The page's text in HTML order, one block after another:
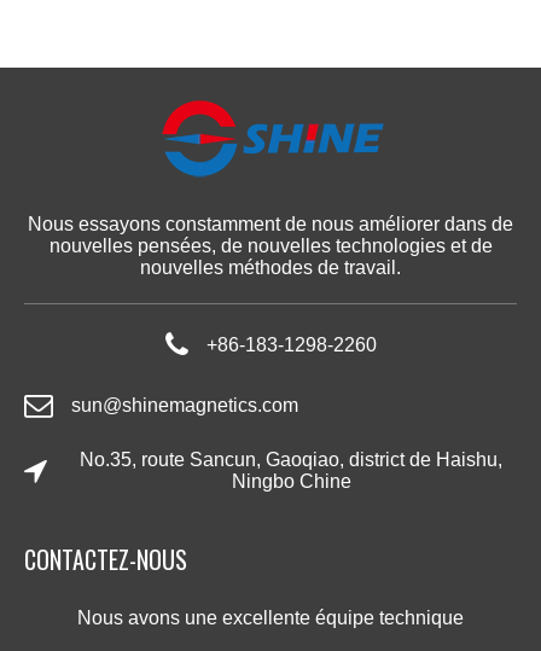
Nous essayons constamment de nous améliorer dans de
nouvelles pensées, de nouvelles technologies et de
nouvelles méthodes de travail.
+86-183-1298-2260
sun@shinemagnetics.com
No.35, route Sancun, Gaoqiao, district de Haishu,
Ningbo Chine
CONTACTEZ-NOUS​​​​​​​
Nous avons une excellente équipe technique​​​​​​​